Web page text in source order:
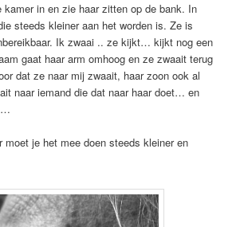
kamer in en zie haar zitten op de bank. In
steeds kleiner aan het worden is. Ze is
Ik zwaai .. ze kijkt… kijkt nog een
gaat haar arm omhoog en ze zwaait terug
dat ze naar mij zwaait, haar zoon ook al
naar iemand die dat naar haar doet… en
moet je het mee doen steeds kleiner en